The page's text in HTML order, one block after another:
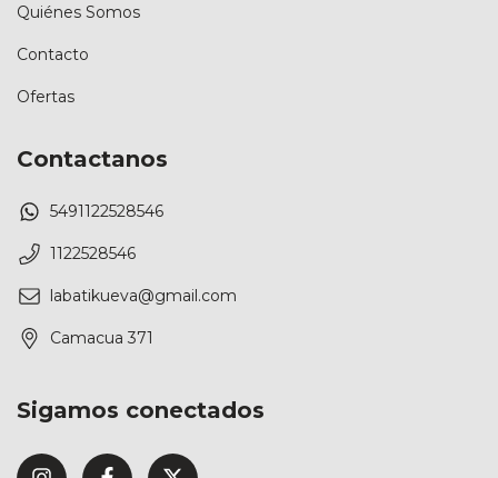
Quiénes Somos
Contacto
Ofertas
Contactanos
5491122528546
1122528546
labatikueva@gmail.com
Camacua 371
Sigamos conectados